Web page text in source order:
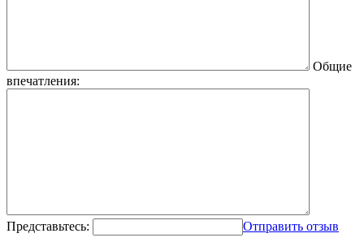
Общие
впечатления:
Представьтесь: Отправить отзыв